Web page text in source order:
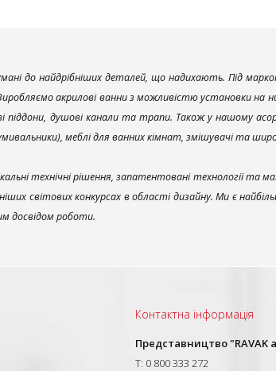
до найдрібніших деталей, що надихають. Під
Виробляємо акрилові ванни з можливістю установки
піддони, душові канали та трапи. Також у нашому
меблі для ванних кімнат, змішувачі та
технічні рішення, запатентовані технології та
світових конкурсах в області дизайну. Ми є
досвідом роботи.
Контактна інформація
Представництво "RAVAK
T: 0 800 333 272